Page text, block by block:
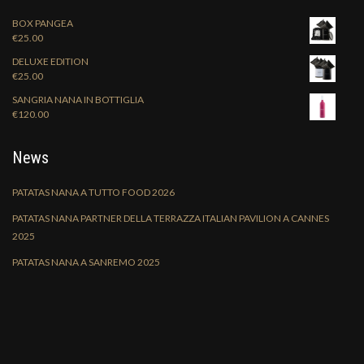
BOX PANGEA
€25.00
DELUXE EDITION
€25.00
SANGRIA NANA IN BOTTIGLIA
€120.00
News
PATATAS NANA A TUTTO FOOD 2026
PATATAS NANA PARTNER DELLA TERRAZZA ITALIAN PAVILION A CANNES
2025
PATATAS NANA A SANREMO 2025